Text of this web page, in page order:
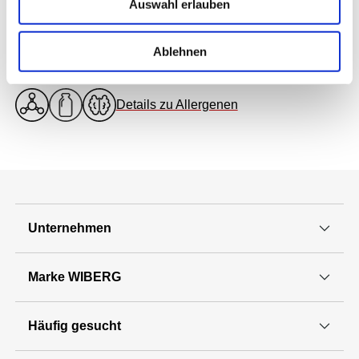
Auswahl erlauben
Ablehnen
Details zu Allergenen
Unternehmen
Marke WIBERG
Häufig gesucht